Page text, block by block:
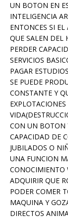
UN BOTON EN
INTELIGENCIA
ENTONCES SI EL
QUE SALEN DEL
PERDER
SERVICIOS
PAGAR
SE PUEDE
CONSTANTE Y
CON UN BOTON
CAPACIDAD DE
JUBILADOS O
UNA FUNCION
CONOCIMIENTO
ADQUIRIR QUE
PODER COMER
MAQUINA Y
DIRECTOS